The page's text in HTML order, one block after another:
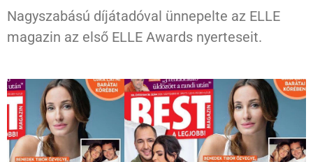
Nagyszabású díjátadóval ünnepelte az ELLE
magazin az első ELLE Awards nyerteseit.